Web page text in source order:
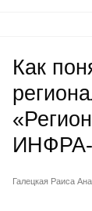
Как
Галецкая Раиса